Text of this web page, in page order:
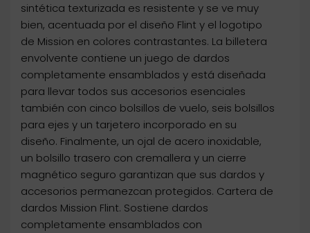
sintética texturizada es resistente y se ve muy
bien, acentuada por el diseño Flint y el logotipo
de Mission en colores contrastantes. La billetera
envolvente contiene un juego de dardos
completamente ensamblados y está diseñada
para llevar todos sus accesorios esenciales
también con cinco bolsillos de vuelo, seis bolsillos
para ejes y un tarjetero incorporado en su
diseño. Finalmente, un ojal de acero inoxidable,
un bolsillo trasero con cremallera y un cierre
magnético seguro garantizan que sus dardos y
accesorios permanezcan protegidos. Cartera de
dardos Mission Flint. Sostiene dardos
completamente ensamblados con